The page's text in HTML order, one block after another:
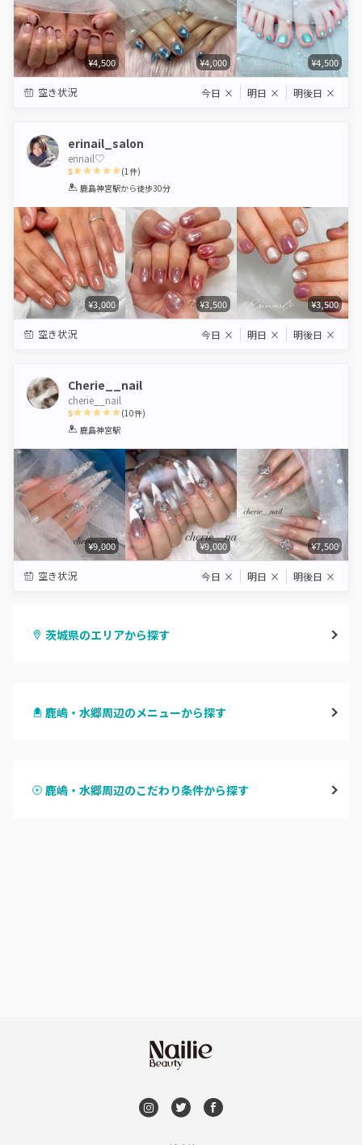
¥4,500 ¥4,000 ¥4,500
空き状況 今日 × 明日 × 明後日 ×
erinail_salon
erinail♡
5
1 2 3 4 5
(1件)
鹿島神宮駅から徒歩30分
¥3,000 ¥3,500 ¥3,500
空き状況 今日 × 明日 × 明後日 ×
Cherie__nail
cherie__nail
5
1 2 3 4 5
(10件)
鹿島神宮駅
¥9,000 ¥9,000 ¥7,500
空き状況 今日 × 明日 × 明後日 ×
茨城県のエリアから探す
つくば・土浦・石岡
鹿嶋・水郷周辺のメニューから探す
ハンドスカルプ
鹿嶋・水郷周辺のこだわり条件から探す